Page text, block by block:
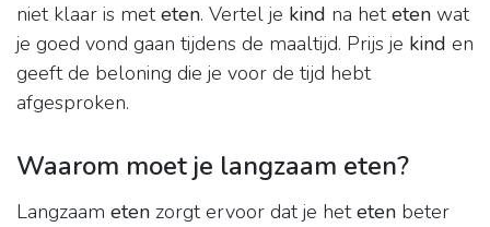
niet klaar is meteten. Vertel je kind na heteten wat
je goed vond gaan tijdens de maaltijd. Prijs je kind en
geeft de beloning die je voor de tijd hebt
afgesproken.
Waarom moet je langzaam eten?
Langzaam eten zorgt ervoor dat je heteten beter